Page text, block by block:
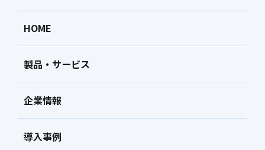
HOME
製品・サービス
企業情報
導入事例